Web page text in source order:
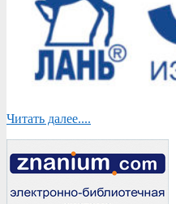
Читать далее....